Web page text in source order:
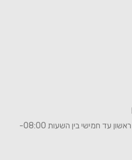
שעות הפעילות של בית המרקחת : בימי ראשון עד חמישי בין השעות 08:00-